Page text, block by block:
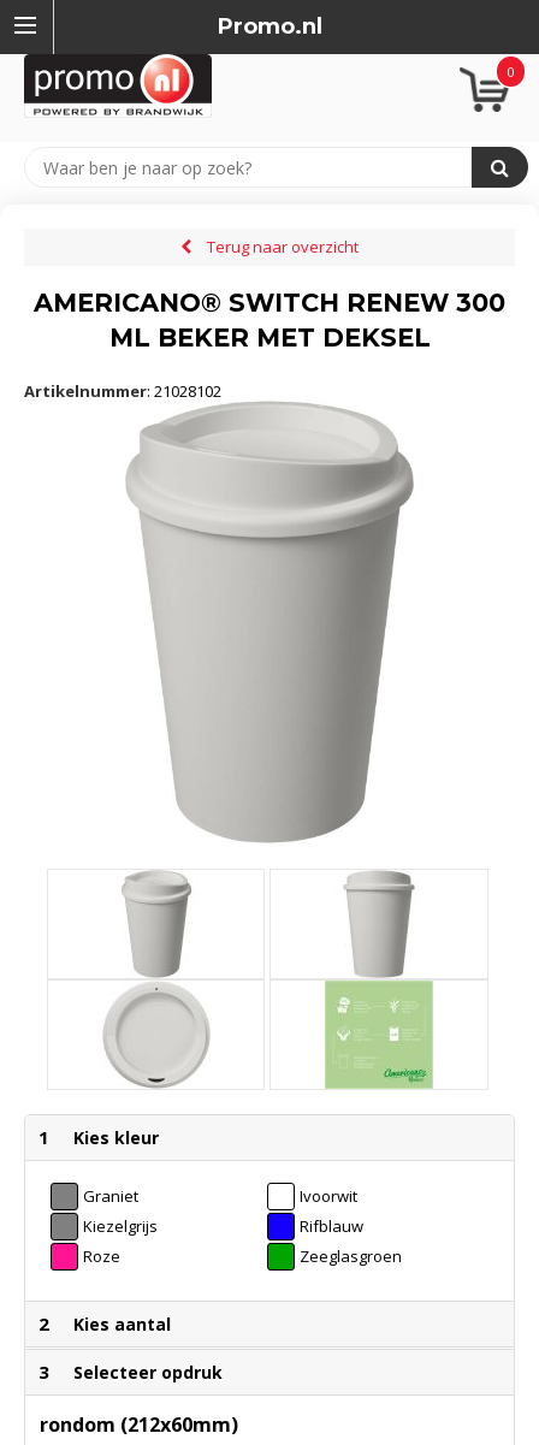
Promo.nl
0
Terug naar overzicht
AMERICANO® SWITCH RENEW 300
ML BEKER MET DEKSEL
Artikelnummer: 21028102
1 Kies kleur
Graniet
Ivoorwit
Kiezelgrijs
Rifblauw
Roze
Zeeglasgroen
2 Kies aantal
3 Selecteer opdruk
rondom (212x60mm)